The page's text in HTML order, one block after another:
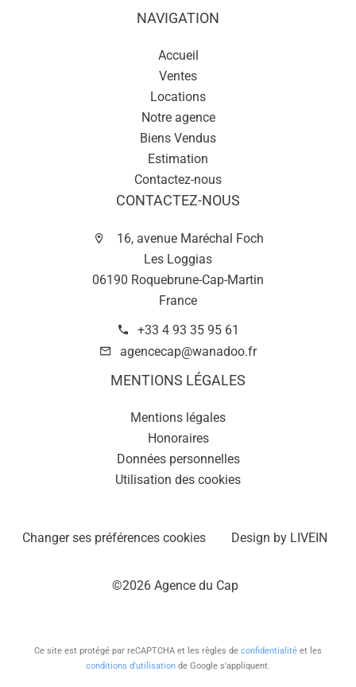
NAVIGATION
Accueil
Ventes
Locations
Notre agence
Biens Vendus
Estimation
Contactez-nous
CONTACTEZ-NOUS
16, avenue Maréchal Foch
Les Loggias
06190 Roquebrune-Cap-Martin
France
+33 4 93 35 95 61
agencecap@wanadoo.fr
MENTIONS LÉGALES
Mentions légales
Honoraires
Données personnelles
Utilisation des cookies
Changer ses préférences cookies Design by LIVEIN
©2026 Agence du Cap
Ce site est protégé par reCAPTCHA et les règles de confidentialité et les
conditions d'utilisation de Google s'appliquent.